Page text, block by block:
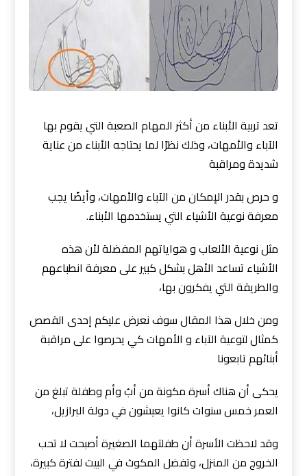
تعد تربية الأبناء من أكثر المهام الصعبة التي يقوم بها
الآباء والأمهات، وذلك نظرًا لما يحتاجه الأبناء من عناية
شديدة ومراقبة
و حرص بقدر الإمكان من الآباء والأمهات، وأيضًا يجب
معرفة نوعية الأشياء التي يستخدمها الأبناء.
مثل نوعية الألعاب و هواياتهم المفضلة لأن هذه
الأشياء تساعد الأهل بشكل كبير على معرفة انطباعهم
والطريقة التي يفكرون بها،
ومن خلال هذا المقال سوف نعرض عليكم إحدى القصص
كمثال لتوعية الآباء و الأمهات كي يحرصوا على مراقبة
أبنائهم تابعونا
يحكى أن هناك أسرة مكونة من أبُ وأم وطفلة تبلغ من
العمر خمس سنوات كانوا يعيشون في دولة البرازيل،
وقد لاحظت الأسرة أن طفلتهما الصغيرة أصبحت لا تحب
الخروج من المنزل، وتفضل المكوث في البيت لفترة كبيرة،